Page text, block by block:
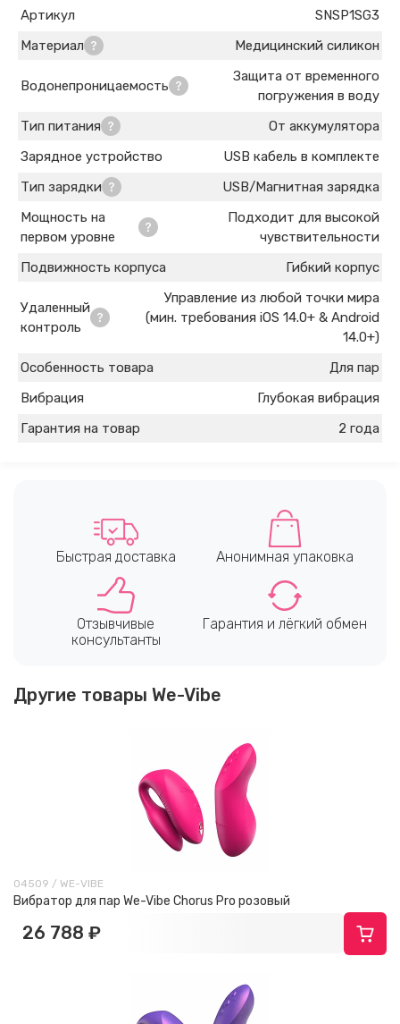
Артикул
SNSP1SG3
Материал
Медицинский силикон
Водонепроницаемость
Защита от временного
погружения в воду
Тип питания
От аккумулятора
Зарядное устройство
USB кабель в комплекте
Тип зарядки
USB/Магнитная зарядка
Мощность на
первом уровне
Подходит для высокой
чувствительности
Подвижность корпуса
Гибкий корпус
Удаленный
контроль
Управление из любой точки мира
(мин. требования iOS 14.0+ & Android
14.0+)
Особенность товара
Для пар
Вибрация
Глубокая вибрация
Гарантия на товар
2 года
Быстрая доставка Анонимная упаковка
Отзывчивые
консультанты
Гарантия и лёгкий обмен
Другие товары We-Vibe
04509 / WE-VIBE
Вибратор для пар We-Vibe Chorus Pro розовый
26 788 ₽